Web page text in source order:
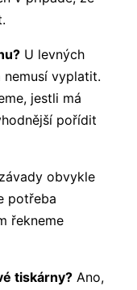
U levných
vyplatit.
jestli má
pořídit
obvykle
potřeba
řekneme
tiskárny? Ano,